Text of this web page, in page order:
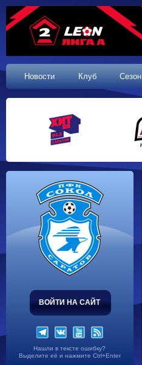
Новости Клуб Сезон
ВОЙТИ НА САЙТ
Нашли в тексте ошибку?
Выделите её и нажмите Ctrl+Enter